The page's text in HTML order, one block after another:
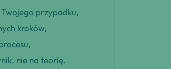
przypadku,
kroków,
nie na teorię.